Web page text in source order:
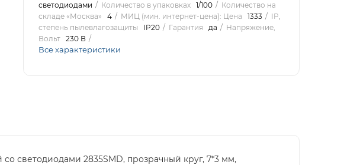
светодиодами
Количество в упаковках 1/100
Количество на
складе «Москва»
4 МИЦ (мин. интернет-цена): Цена 1333
IP,
степень пылевлагозащиты
IP20 Гарантия да
Напряжение,
Вольт
230 В
Все характеристики
светодиодами 2835SMD, прозрачный круг, 7*3 мм,